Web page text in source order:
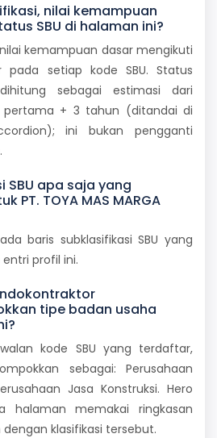
nilai kemampuan
SBU di halaman ini?
kemampuan dasar mengikuti
pada setiap kode SBU. Status
sebagai estimasi dari
+ 3 tahun (ditandai di
ini bukan pengganti
SBU apa saja yang
PT. TOYA MAS MARGA
baris subklasifikasi SBU yang
profil ini.
tipe badan usaha
kode SBU yang terdaftar,
sebagai: Perusahaan
Jasa Konstruksi. Hero
halaman memakai ringkasan
klasifikasi tersebut.